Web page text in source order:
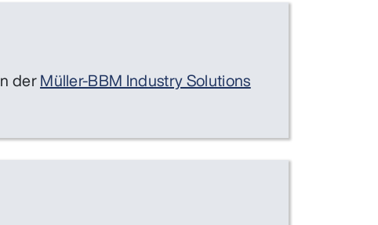
derMüller-BBM Industry Solutions